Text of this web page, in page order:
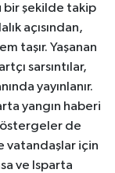
bir şekilde takip
açısından,
taşır. Yaşanan
sarsıntılar,
yayınlanır.
yangın haberi
de
vatandaşlar için
ve Isparta